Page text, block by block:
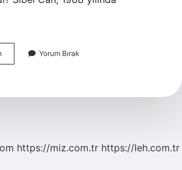
Can
Hangi
Yorum Bırak
https://miz.com.tr https://leh.com.tr